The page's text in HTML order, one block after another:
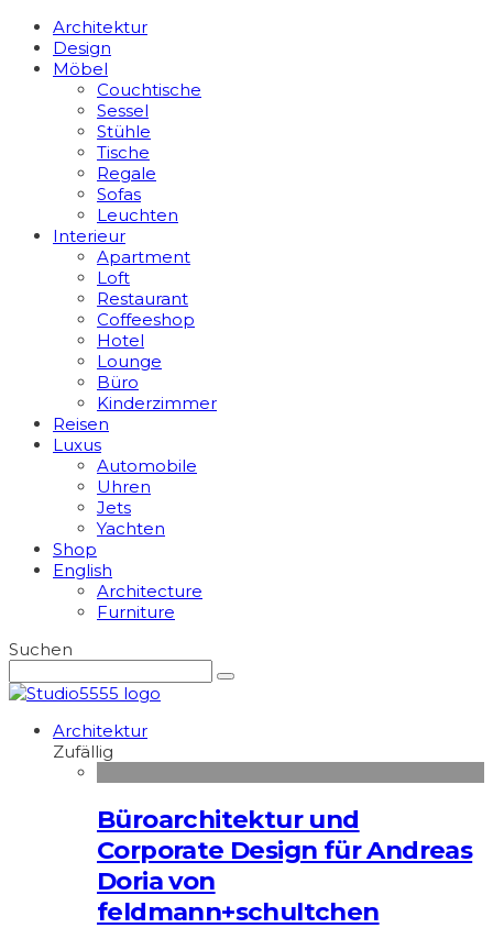
Architektur
Design
Möbel
Couchtische
Sessel
Stühle
Tische
Regale
Sofas
Leuchten
Interieur
Apart­ment
Loft
Restaurant
Coffeeshop
Hotel
Lounge
Büro
Kinderzimmer
Reisen
Luxus
Automobile
Uhren
Jets
Yachten
Shop
English
Architecture
Furniture
Suchen
Architektur
Zufällig
Büroarchitektur und
Corporate Design für Andreas
Doria von
feldmann+schultchen